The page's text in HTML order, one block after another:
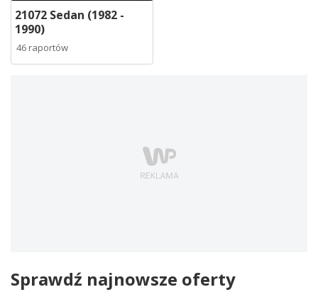
21072 Sedan (1982 -
1990)
46 raportów
Sprawdź najnowsze oferty